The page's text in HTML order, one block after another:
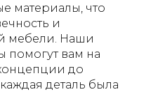
материалы, что
и
мебели. Наши
помогут вам на
до
деталь была